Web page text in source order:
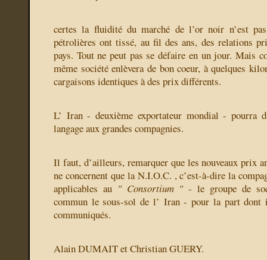
certes la fluidité du marché de l’or noir n’est
pétrolières ont tissé, au fil des ans, des relations
pays. Tout ne peut pas se défaire en un jour. Mais
même société enlèvera de bon coeur, à quelques
cargaisons identiques à des prix différents.
L’ Iran - deuxième exportateur mondial - pourra
langage aux grandes compagnies.
Il faut, d’ailleurs, remarquer que les nouveaux prix
ne concernent que la N.I.O.C. , c’est-à-dire la
applicables au " Consortium "- le groupe de
commun le sous-sol de l’ Iran - pour la part dont
communiqués.
Alain DUMAIT et Christian GUERY.